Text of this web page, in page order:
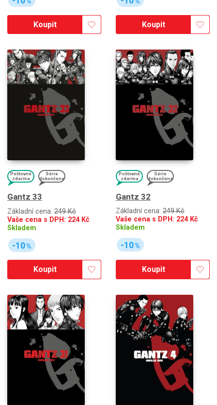
Koupit Koupit
Poštovné
zdarma
Série
dokončena
Gantz 33
Základní cena: 249 Kč
Vaše cena s DPH: 224Kč
Skladem
-10%
Koupit
Poštovné
zdarma
Série
dokončena
Gantz 32
Základní cena: 249 Kč
Vaše cena s DPH: 224Kč
Skladem
-10%
Koupit